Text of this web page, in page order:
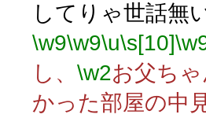
してりゃ世話無
\w9\w9\u\s[10]
し、 \w2お父ち
かった部屋の中